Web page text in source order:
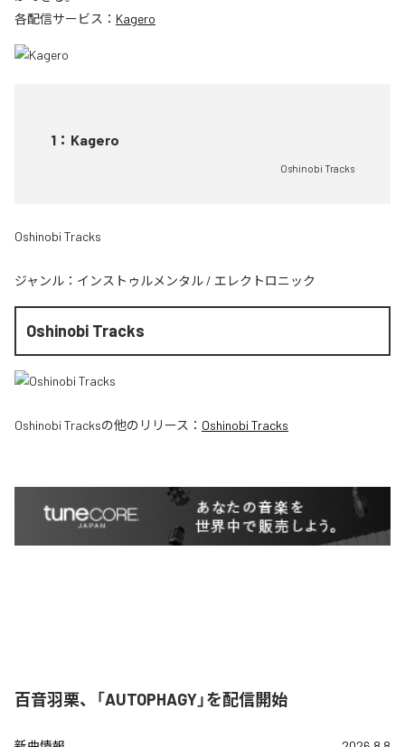
各配信サービス： Kagero
1 ： Kagero
Oshinobi Tracks
Oshinobi Tracks
ジャンル： インストゥルメンタル / エレクトロニック
Oshinobi Tracks
Oshinobi Tracksの他のリリース： Oshinobi Tracks
百音羽栗、「AUTOPHAGY」を配信開始